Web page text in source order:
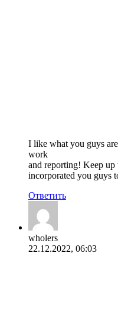
I like what you guys
work
and reporting! Keep up
incorporated you guys
Ответить
wholers
22.12.2022, 06:03